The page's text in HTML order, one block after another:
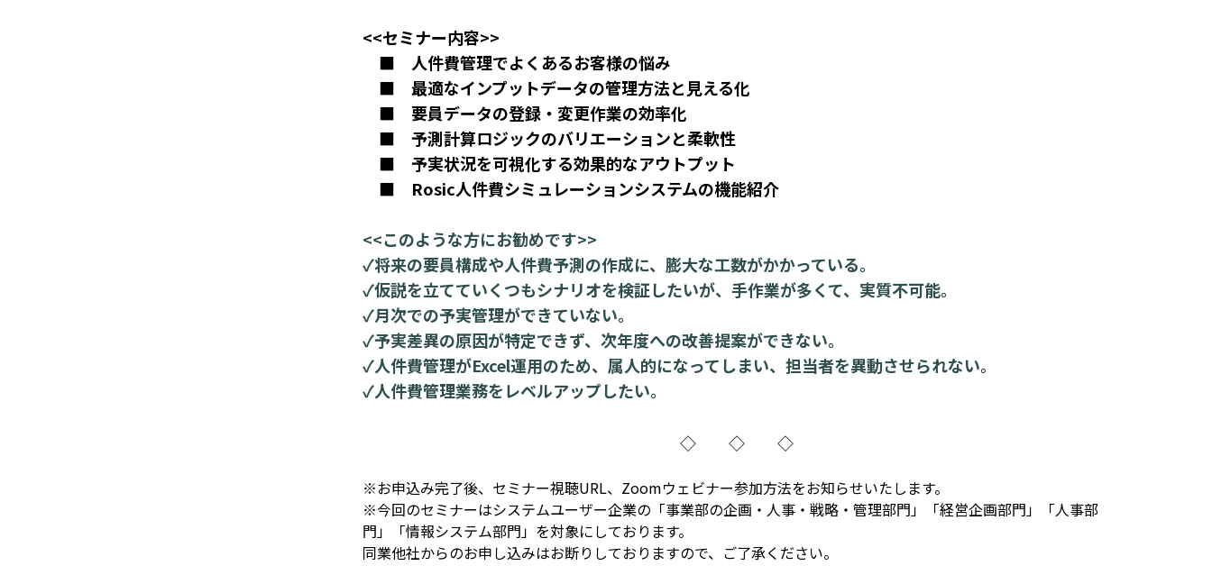
<<セミナー内容>>
■ 人件費管理でよくあるお客様の悩み
■ 最適なインプットデータの管理方法と見える化
■ 要員データの登録・変更作業の効率化
■ 予測計算ロジックのバリエーションと柔軟性
■ 予実状況を可視化する効果的なアウトプット
■ Rosic人件費シミュレーションシステムの機能紹介
<<このような方にお勧めです>>
✓将来の要員構成や人件費予測の作成に、膨大な工数がかかっている。
✓仮説を立てていくつもシナリオを検証したいが、手作業が多くて、実質不可能。
✓月次での予実管理ができていない。
✓予実差異の原因が特定できず、次年度への改善提案ができない。
✓人件費管理がExcel運用のため、属人的になってしまい、担当者を異動させられない。
✓人件費管理業務をレベルアップしたい。
※お申込み完了後、セミナー視聴URL、Zoomウェビナー参加方法をお知らせいたします。
※今回のセミナーはシステムユーザー企業の「事業部の企画・人事・戦略・管理部門」「経営企画部門」「人事部
門」「情報システム部門」を対象にしております。
同業他社からのお申し込みはお断りしておりますので、ご了承ください。